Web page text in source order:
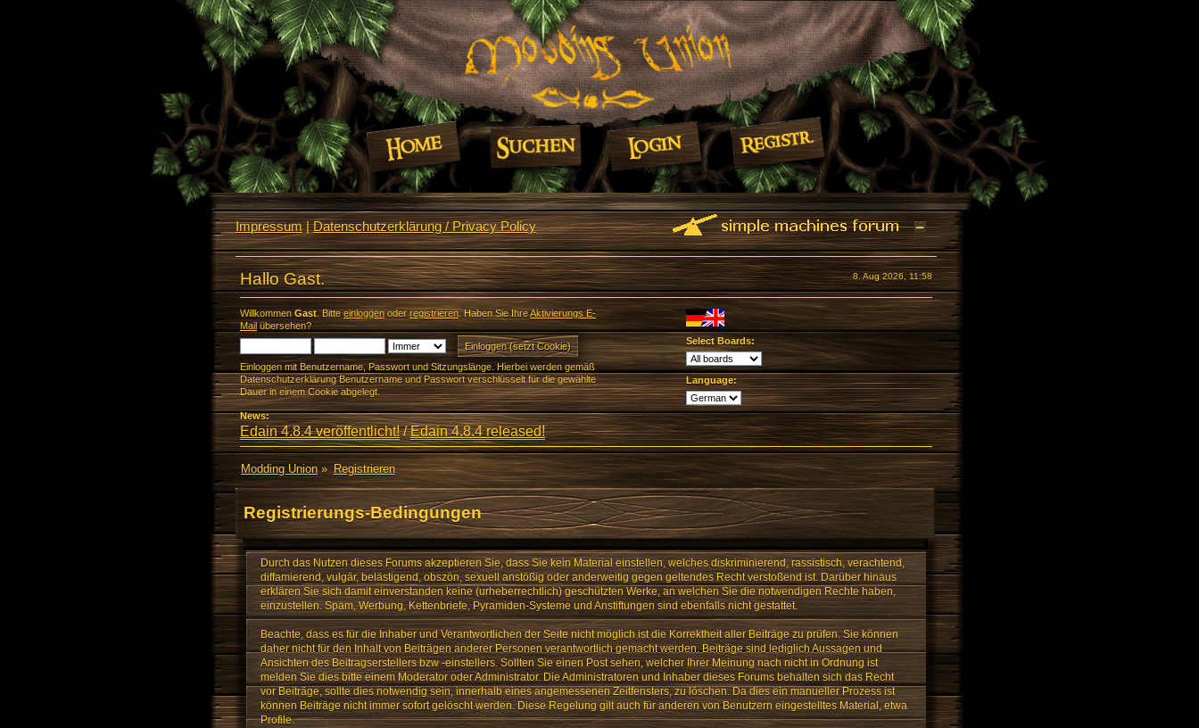
Impressum|Datenschutzerklärung / Privacy Policy
8. Aug 2026, 11:58
Hallo Gast.
Willkommen Gast. Bitte einloggenoderregistrieren. Haben Sie IhreAktivierungs E-
Mailübersehen?
Einloggen mit Benutzername, Passwort und Sitzungslänge. Hierbei werden gemäß
Datenschutzerklärung Benutzername und Passwort verschlüsselt für die gewählte
Dauer in einem Cookie abgelegt.
Select Boards:
Language:
News:
Edain 4.8.4 veröffentlicht!/Edain 4.8.4 released!
Modding Union» Registrieren
Registrierungs-Bedingungen
Durch das Nutzen dieses Forums akzeptieren Sie, dass Sie kein Material einstellen, welches diskriminierend, rassistisch, verachtend,
diffamierend, vulgär, belästigend, obszön, sexuell anstößig oder anderweitig gegen geltendes Recht verstoßend ist. Darüber hinaus
erklären Sie sich damit einverstanden keine (urheberrechtlich) geschützten Werke, an welchen Sie die notwendigen Rechte haben,
einzustellen. Spam, Werbung, Kettenbriefe, Pyramiden-Systeme und Anstiftungen sind ebenfalls nicht gestattet.
Beachte, dass es für die Inhaber und Verantwortlichen der Seite nicht möglich ist die Korrektheit aller Beiträge zu prüfen. Sie können
daher nicht für den Inhalt von Beiträgen anderer Personen verantwortlich gemacht werden. Beiträge sind lediglich Aussagen und
Ansichten des Beitragserstellers bzw -einstellers. Sollten Sie einen Post sehen, welcher Ihrer Meinung nach nicht in Ordnung ist
melden Sie dies bitte einem Moderator oder Administrator. Die Administratoren und Inhaber dieses Forums behalten sich das Recht
vor Beiträge, sollte dies notwendig sein, innerhalb eines angemessenen Zeitfensters, zu löschen. Da dies ein manueller Prozess ist
können Beiträge nicht immer sofort gelöscht werden. Diese Regelung gilt auch für anderen von Benutzern eingestelltes Material, etwa
Profile.